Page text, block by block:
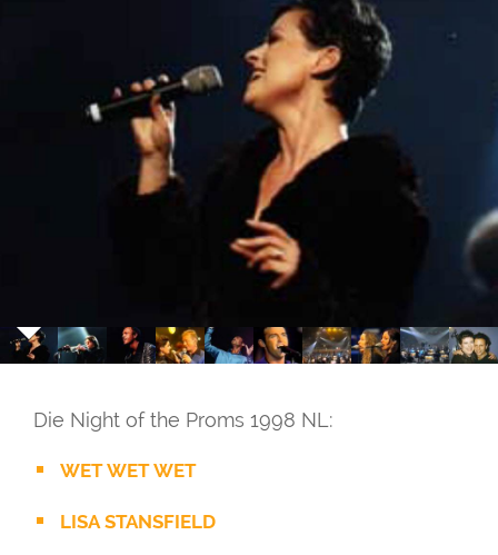
Die Night of the Proms 1998 NL:
WET WET WET
LISA STANSFIELD